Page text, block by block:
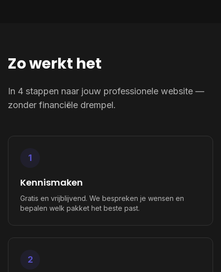
Zo werkt het
In 4 stappen naar jouw professionele website —
zonder financiële drempel.
1
Kennismaken
Gratis en vrijblijvend. We bespreken je wensen en
bepalen welk pakket het beste past.
2